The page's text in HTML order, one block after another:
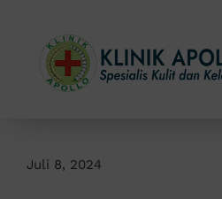
content
Juli 8, 2024